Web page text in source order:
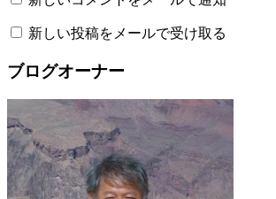
新しい投稿をメールで受け取る
ブログオーナー